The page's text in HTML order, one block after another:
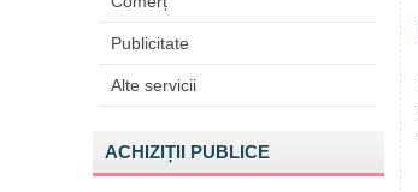
Publicitate
Alte servicii
ACHIZIȚII PUBLICE